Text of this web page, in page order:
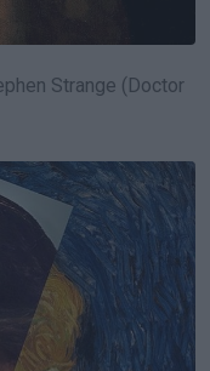
Strange (Doctor